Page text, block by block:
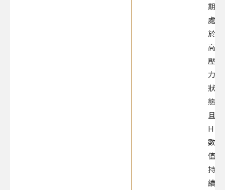
期
處
於
高
壓
力
狀
態
且
HRV
數
值
持
續